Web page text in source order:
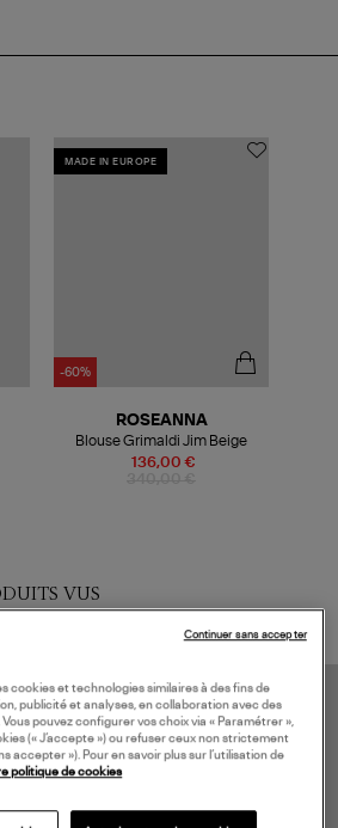
MADE IN EUROPE
-60%
136,00 €
ROSEANNA
Blouse Grimaldi Jim Beige
VUS
cookies et technologies similaires à des fins de
publicité et analyses, en collaboration avec des
pouvez configurer vos choix via « Paramétrer »,
(« J’accepte ») ou refuser ceux non strictement
accepter »). Pour en savoir plus sur l’utilisation de
politique de cookies
Continuer sans accepter